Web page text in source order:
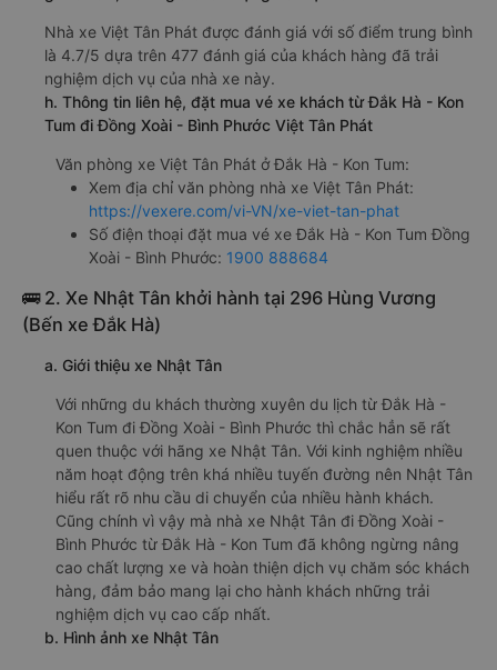
Nhà xe Việt Tân Phát được đánh giá với số điểm trung bình
là 4.7/5 dựa trên 477 đánh giá của khách hàng đã trải
nghiệm dịch vụ của nhà xe này.
h. Thông tin liên hệ, đặt mua vé xe khách từ Đắk Hà - Kon
Tum đi Đồng Xoài - Bình Phước Việt Tân Phát
Văn phòng xe Việt Tân Phát ở Đắk Hà - Kon Tum:
Xem địa chỉ văn phòng nhà xe Việt Tân Phát:
https://vexere.com/vi-VN/xe-viet-tan-phat
Số điện thoại đặt mua vé xe Đắk Hà - Kon Tum Đồng
Xoài - Bình Phước: 1900 888684
🚌 2. Xe Nhật Tân khởi hành tại 296 Hùng Vương
(Bến xe Đắk Hà)
a. Giới thiệu xe Nhật Tân
Với những du khách thường xuyên du lịch từ Đắk Hà -
Kon Tum đi Đồng Xoài - Bình Phước thì chắc hẳn sẽ rất
quen thuộc với hãng xe Nhật Tân. Với kinh nghiệm nhiều
năm hoạt động trên khá nhiều tuyến đường nên Nhật Tân
hiểu rất rõ nhu cầu di chuyển của nhiều hành khách.
Cũng chính vì vậy mà nhà xe Nhật Tân đi Đồng Xoài -
Bình Phước từ Đắk Hà - Kon Tum đã không ngừng nâng
cao chất lượng xe và hoàn thiện dịch vụ chăm sóc khách
hàng, đảm bảo mang lại cho hành khách những trải
nghiệm dịch vụ cao cấp nhất.
b. Hình ảnh xe Nhật Tân